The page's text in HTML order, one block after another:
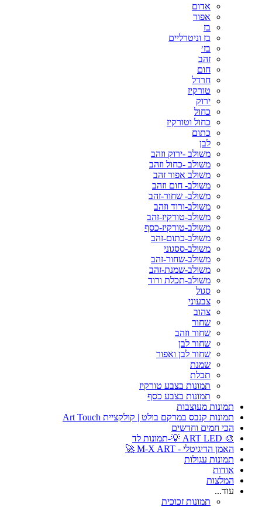
אדום
אפור
בז
בז וניטרליים
בז׳
זהב
חום
חרדל
טורקיז
ירוק
כחול
כחול וטורקיז
כתום
לבן
משולב -ירוק וזהב
משולב -כחול וזהב
משולב אפור זהב
משולב- חום וזהב
משולב- שחור-זהב
משולב-ורוד וזהב
משולב-טורקיז-זהב
משולב-טורקיז-כסף
משולב-כתום-זהב
משולב-ססגוני
משולב-שחור-זהב
משולב-שמנת-זהב
משולב-תכלת ורוד
סגול
צבעוני
צהוב
שחור
שחור וזהב
שחור לבן
שחור לבן ואפור
שמנת
תכלת
תמונות בצבע טורקיז
תמונות בצבע כסף
תמונות מעוצבות
תמונות קנבס במרקם בולט | קולקציית Art Touch
הכי חמים וחדשים
🎨 ART LED 💡-תמונות לד
האמן הדיגיטלי - M-X ART 🚀
תמונות עגולות
אודות
המלצות
עוד...
תמונות זכוכית